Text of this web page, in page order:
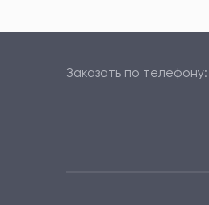
Заказать по телефону: